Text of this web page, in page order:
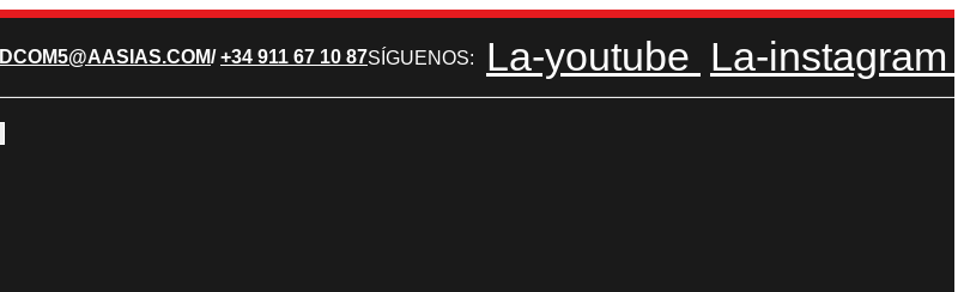
DCOM5@AASIAS.COM/+34 911 67 10 87SÍGUENOS: La-youtube La-instagram